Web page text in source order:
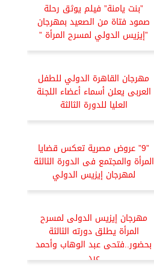
”بنت يامنة” فيلم يوثق رحلة
صمود فتاة من الصعيد بمهرجان
”إيزيس الدولي لمسرح المرأة ”
مهرجان القاهرة الدولي للطفل
العربى يعلن أسماء أعضاء اللجنة
العليا للدورة الثالثة
”9” عروض مصرية تعكس قضايا
المرأة والمجتمع فى الدورة الثالثة
لمهرجان إيزيس الدولي
مهرجان إيزيس الدولى لمسرح
المرأة يطلق دورته الثالثة
بحضور..فتحى عبد الوهاب وأحمد
عيد